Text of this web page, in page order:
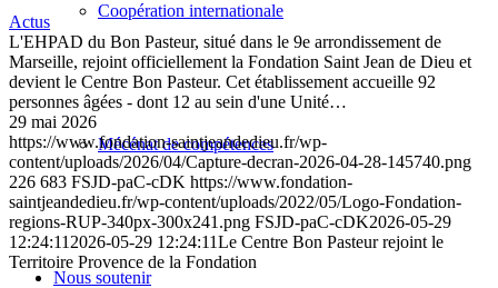
Coopération internationale
Mécénat de compétences
Nous soutenir
Actus
L'EHPAD du Bon Pasteur, situé dans le 9e arrondissement de
Marseille, rejoint officiellement la Fondation Saint Jean de Dieu et
devient le Centre Bon Pasteur. Cet établissement accueille 92
personnes âgées - dont 12 au sein d'une Unité…
29 mai 2026
https://www.fondation-saintjeandedieu.fr/wp-
content/uploads/2026/04/Capture-decran-2026-04-28-145740.png
226 683 FSJD-paC-cDK https://www.fondation-
saintjeandedieu.fr/wp-content/uploads/2022/05/Logo-Fondation-
regions-RUP-340px-300x241.png FSJD-paC-cDK2026-05-29
12:24:11 2026-05-29 12:24:11Le Centre Bon Pasteur rejoint le
Territoire Provence de la Fondation